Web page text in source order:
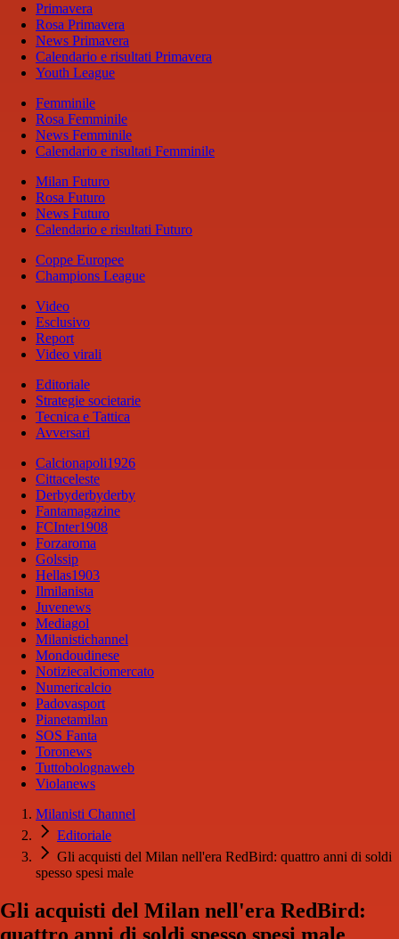
Primavera
Rosa Primavera
News Primavera
Calendario e risultati Primavera
Youth League
Femminile
Rosa Femminile
News Femminile
Calendario e risultati Femminile
Milan Futuro
Rosa Futuro
News Futuro
Calendario e risultati Futuro
Coppe Europee
Champions League
Video
Esclusivo
Report
Video virali
Editoriale
Strategie societarie
Tecnica e Tattica
Avversari
Calcionapoli1926
Cittaceleste
Derbyderbyderby
Fantamagazine
FCInter1908
Forzaroma
Golssip
Hellas1903
Ilmilanista
Juvenews
Mediagol
Milanistichannel
Mondoudinese
Notiziecalciomercato
Numericalcio
Padovasport
Pianetamilan
SOS Fanta
Toronews
Tuttobolognaweb
Violanews
Milanisti Channel
Editoriale
Gli acquisti del Milan nell'era RedBird: quattro anni di soldi
spesso spesi male
Gli acquisti del Milan nell'era RedBird: